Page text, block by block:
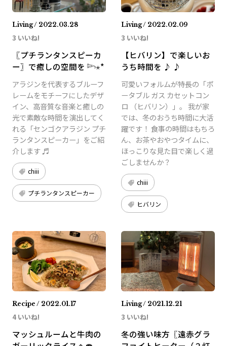
Living / 2022.03.28
3 いいね!
〖プチランタンスピーカ
ー〗で癒しの空間を 𓆸⋆*
アラジンを代表するブルーフ
レームをモチーフにしたデザ
イン、高音質な音楽と癒しの
光で素敵な時間を演出してく
れる「センゴクアラジン プチ
ランタンスピーカー」をご紹
介します ♬︎
chiii
プチランタンスピーカー
Living / 2022.02.09
3 いいね!
【ヒバリン】で楽しいお
うち時間を ♪ ♪
可愛いフォルムが特長の「ポ
ータブル ガス カセットコン
ロ （ヒバリン）」。 我が家
では、冬のおうち時間に大活
躍です！ 食事の時間はもちろ
ん、お茶やおやつタイムに、
ほっこりな見た目で楽しく過
ごしませんか？
chiii
ヒバリン
Recipe / 2022.01.17
4 いいね!
マッシュルームと牛肉の
Living / 2021.12.21
3 いいね!
冬の強い味方〖遠赤グラ